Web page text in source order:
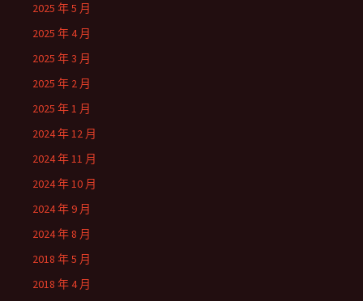
2025 年 5 月
2025 年 4 月
2025 年 3 月
2025 年 2 月
2025 年 1 月
2024 年 12 月
2024 年 11 月
2024 年 10 月
2024 年 9 月
2024 年 8 月
2018 年 5 月
2018 年 4 月